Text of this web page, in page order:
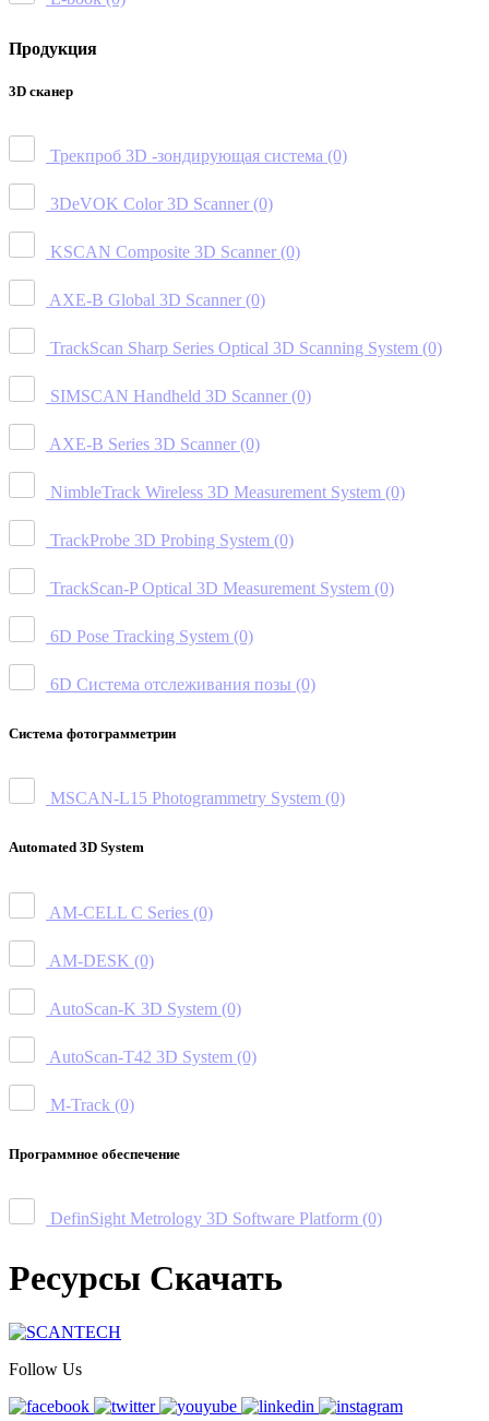
Продукция
3D сканер
Трекпроб 3D -зондирующая система (0)
3DeVOK Color 3D Scanner (0)
KSCAN Composite 3D Scanner (0)
AXE-B Global 3D Scanner (0)
TrackScan Sharp Series Optical 3D Scanning System (0)
SIMSCAN Handheld 3D Scanner (0)
AXE-B Series 3D Scanner (0)
NimbleTrack Wireless 3D Measurement System (0)
TrackProbe 3D Probing System (0)
TrackScan-P Optical 3D Measurement System (0)
6D Pose Tracking System (0)
6D Система отслеживания позы (0)
Система фотограмметрии
MSCAN-L15 Photogrammetry System (0)
Automated 3D System
AM-CELL C Series (0)
AM-DESK (0)
AutoScan-K 3D System (0)
AutoScan-T42 3D System (0)
M-Track (0)
Программное обеспечение
DefinSight Metrology 3D Software Platform (0)
Ресурсы Скачать
Follow Us